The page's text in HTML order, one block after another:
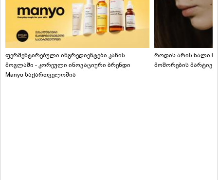
ფერმენტირებული ინგრედიენტები კანის
მოვლაში - კორეული ინოვაციური ბრენდი
Manyo საქართველოშია
როდის არის ხალი
მოშორების